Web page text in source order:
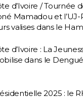
d’Ivoire / Tournée
Mamadou et
valises dans le
d’Ivoire : La
dans le
2025 : le